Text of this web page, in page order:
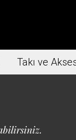
Takı ve